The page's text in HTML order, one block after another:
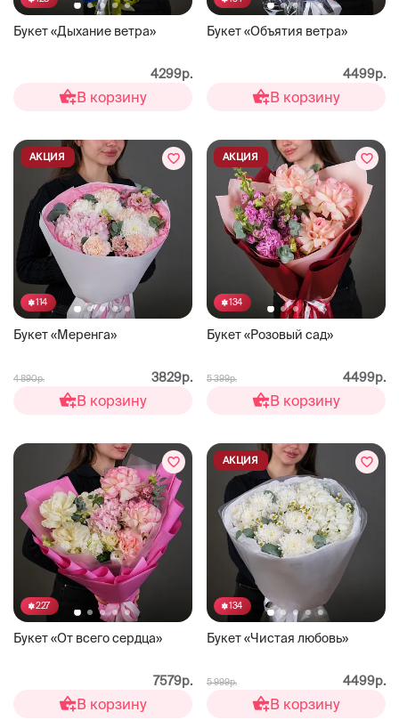
Букет «Дыхание ветра»
4299р.
В корзину
Букет «Объятия ветра»
4499р.
В корзину
114
Букет «Меренга»
АКЦИЯ
4 890р. 3829р.
В корзину
134
Букет «Розовый сад»
АКЦИЯ
5 399р. 4499р.
В корзину
227
Букет «От всего сердца»
7579р.
В корзину
134
Букет «Чистая любовь»
АКЦИЯ
5 999р. 4499р.
В корзину